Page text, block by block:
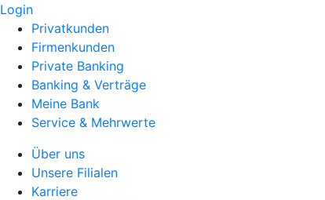
Login
Privatkunden
Firmenkunden
Private Banking
Banking & Verträge
Meine Bank
Service & Mehrwerte
Über uns
Unsere Filialen
Karriere